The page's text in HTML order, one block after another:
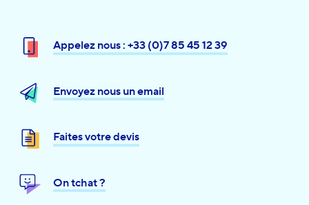
Appelez nous : +33 (0)7 85 45 12 39
Envoyez nous un email
Faites votre devis
On tchat ?